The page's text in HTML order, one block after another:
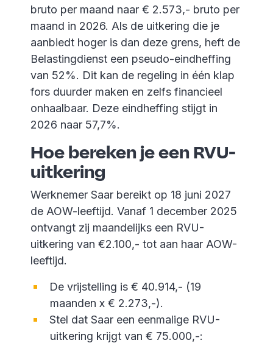
bruto per maand naar € 2.573,- bruto per
maand in 2026. Als de uitkering die je
aanbiedt hoger is dan deze grens, heft de
Belastingdienst een pseudo-eindheffing
van 52%. Dit kan de regeling in één klap
fors duurder maken en zelfs financieel
onhaalbaar. Deze eindheffing stijgt in
2026 naar 57,7%.
Hoe bereken je een RVU-
uitkering
Werknemer Saar bereikt op 18 juni 2027
de AOW-leeftijd. Vanaf 1 december 2025
ontvangt zij maandelijks een RVU-
uitkering van €2.100,- tot aan haar AOW-
leeftijd.
De vrijstelling is € 40.914,- (19
maanden x € 2.273,-).
Stel dat Saar een eenmalige RVU-
uitkering krijgt van € 75.000,-: